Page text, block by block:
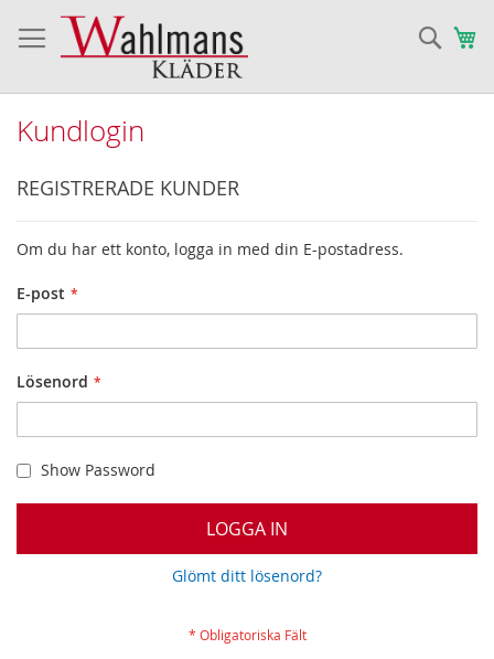
Sök
Kundlogin
REGISTRERADE KUNDER
Om du har ett konto, logga in med din E-postadress.
E-post
Lösenord
Show Password
LOGGA IN
Glömt ditt lösenord?